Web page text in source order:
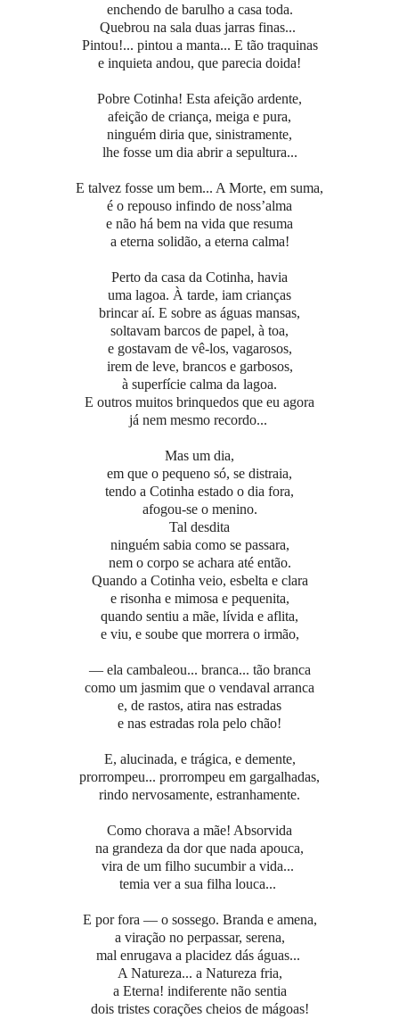
enchendo de barulho a casa toda.
Quebrou na sala duas jarras finas...
Pintou!... pintou a manta... E tão traquinas
e inquieta andou, que parecia doida!
Pobre Cotinha! Esta afeição ardente,
afeição de criança, meiga e pura,
ninguém diria que, sinistramente,
lhe fosse um dia abrir a sepultura...
E talvez fosse um bem... A Morte, em suma,
é o repouso infindo de noss’alma
e não há bem na vida que resuma
a eterna solidão, a eterna calma!
Perto da casa da Cotinha, havia
uma lagoa. À tarde, iam crianças
brincar aí. E sobre as águas mansas,
soltavam barcos de papel, à toa,
e gostavam de vê-los, vagarosos,
irem de leve, brancos e garbosos,
à superfície calma da lagoa.
E outros muitos brinquedos que eu agora
já nem mesmo recordo...
Mas um dia,
em que o pequeno só, se distraia,
tendo a Cotinha estado o dia fora,
afogou-se o menino.
Tal desdita
ninguém sabia como se passara,
nem o corpo se achara até então.
Quando a Cotinha veio, esbelta e clara
e risonha e mimosa e pequenita,
quando sentiu a mãe, lívida e aflita,
e viu, e soube que morrera o irmão,
— ela cambaleou... branca... tão branca
como um jasmim que o vendaval arranca
e, de rastos, atira nas estradas
e nas estradas rola pelo chão!
E, alucinada, e trágica, e demente,
prorrompeu... prorrompeu em gargalhadas,
rindo nervosamente, estranhamente.
Como chorava a mãe! Absorvida
na grandeza da dor que nada apouca,
vira de um filho sucumbir a vida...
temia ver a sua filha louca...
E por fora — o sossego. Branda e amena,
a viração no perpassar, serena,
mal enrugava a placidez dás águas...
A Natureza... a Natureza fria,
a Eterna! indiferente não sentia
dois tristes corações cheios de mágoas!